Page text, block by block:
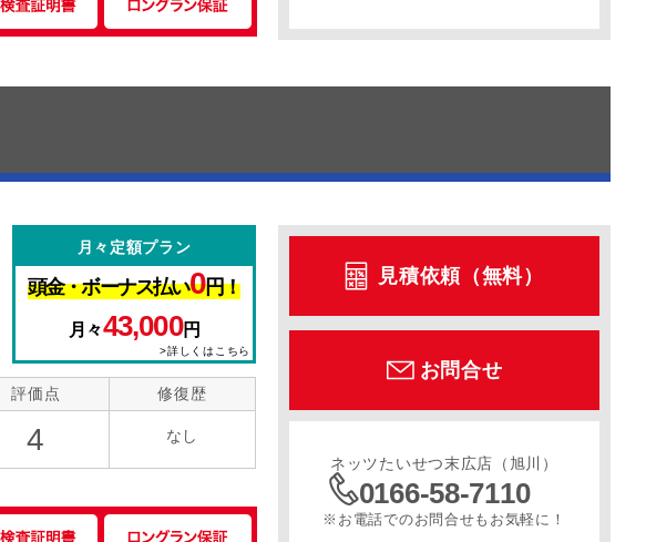
月々定額プラン
頭金・ボーナス払い0円！
月々43,000円
>詳しくはこちら
評価点
4
修復歴
なし
見積依頼（無料）
お問合せ
ネッツたいせつ末広店（旭川）
0166-58-7110
※お電話でのお問合せもお気軽に！